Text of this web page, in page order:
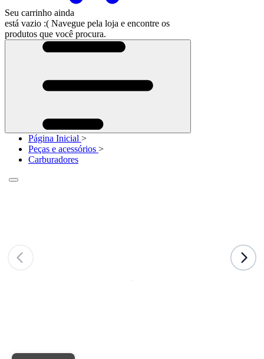
Seu carrinho ainda
está vazio :( Navegue pela loja e encontre os
produtos que você procura.
Página Inicial >
Peças e acessórios >
Carburadores